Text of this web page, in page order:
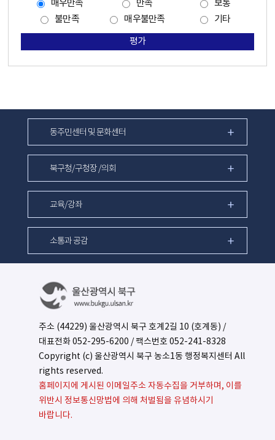
매우만족 만족
보통
불만족
매우불만족 기타
평가
동주민센터 및 문화센터
북구청/구청장 /의회
교육/강좌
소통과 공감
주소 (44229) 울산광역시 북구 호계2길 10 (호계동) /
대표전화052-295-6200 / 팩스번호 052-241-8328
Copyright (c) 울산광역시 북구 농소1동 행정복지센터 All
rights reserved.
홈페이지에 게시된 이메일주소 자동수집을 거부하며, 이를
위반시 정보통신망법에 의해 처벌됨을 유념하시기
바랍니다.